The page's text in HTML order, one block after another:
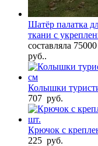
Шатёр палатка
ткани с
составляла
руб..
Колышки
707 руб.
Крючок с
225 руб.